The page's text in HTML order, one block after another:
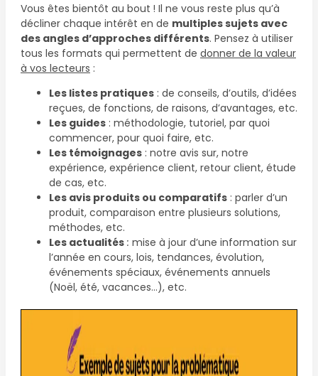
Vous êtes bientôt au bout ! Il ne vous reste plus qu’à
décliner chaque intérêt en de multiples sujets avec
des angles d’approches différents. Pensez à utiliser
tous les formats qui permettent de donner de la valeur
à vos lecteurs :
Les listes pratiques : de conseils, d’outils, d’idées
reçues, de fonctions, de raisons, d’avantages, etc.
Les guides : méthodologie, tutoriel, par quoi
commencer, pour quoi faire, etc.
Les témoignages : notre avis sur, notre
expérience, expérience client, retour client, étude
de cas, etc.
Les avis produits ou comparatifs : parler d’un
produit, comparaison entre plusieurs solutions,
méthodes, etc.
Les actualités : mise à jour d’une information sur
l’année en cours, lois, tendances, évolution,
événements spéciaux, événements annuels
(Noël, été, vacances…), etc.